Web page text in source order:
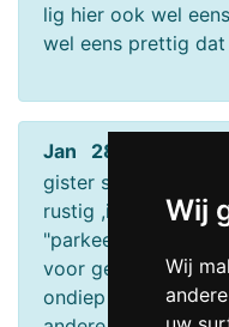
Wij
Wij
lig hier ook wel
wel eens prettig
Jan 28-06-2011
gister samen met
rustig ,is wel een
"parkeerplaats"
voor gezinnen met
ondiep water,en